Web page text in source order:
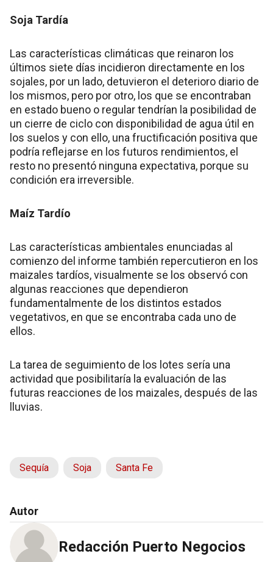
Soja Tardía
Las características climáticas que reinaron los
últimos siete días incidieron directamente en los
sojales, por un lado, detuvieron el deterioro diario de
los mismos, pero por otro, los que se encontraban
en estado bueno o regular tendrían la posibilidad de
un cierre de ciclo con disponibilidad de agua útil en
los suelos y con ello, una fructificación positiva que
podría reflejarse en los futuros rendimientos, el
resto no presentó ninguna expectativa, porque su
condición era irreversible.
Maíz Tardío
Las características ambientales enunciadas al
comienzo del informe también repercutieron en los
maizales tardíos, visualmente se los observó con
algunas reacciones que dependieron
fundamentalmente de los distintos estados
vegetativos, en que se encontraba cada uno de
ellos.
La tarea de seguimiento de los lotes sería una
actividad que posibilitaría la evaluación de las
futuras reacciones de los maizales, después de las
lluvias.
Sequía Soja Santa Fe
Autor
Redacción Puerto Negocios